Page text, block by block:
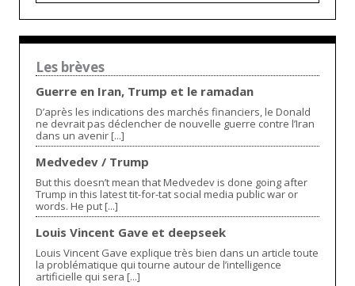
Les brèves
Guerre en Iran, Trump et le ramadan
D’après les indications des marchés financiers, le Donald
ne devrait pas déclencher de nouvelle guerre contre l’Iran
dans un avenir [...]
Medvedev / Trump
But this doesn’t mean that Medvedev is done going after
Trump in this latest tit-for-tat social media public war or
words. He put [...]
Louis Vincent Gave et deepseek
Louis Vincent Gave explique très bien dans un article toute
la problématique qui tourne autour de l’intelligence
artificielle qui sera [...]